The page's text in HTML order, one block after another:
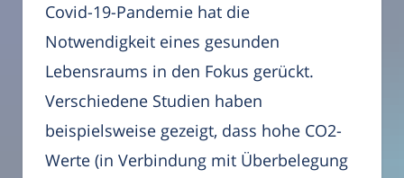
Covid-19-Pandemie hat die
Notwendigkeit eines gesunden
Lebensraums in den Fokus gerückt.
Verschiedene Studien haben
beispielsweise gezeigt, dass hohe CO2-
Werte (in Verbindung mit Überbelegung